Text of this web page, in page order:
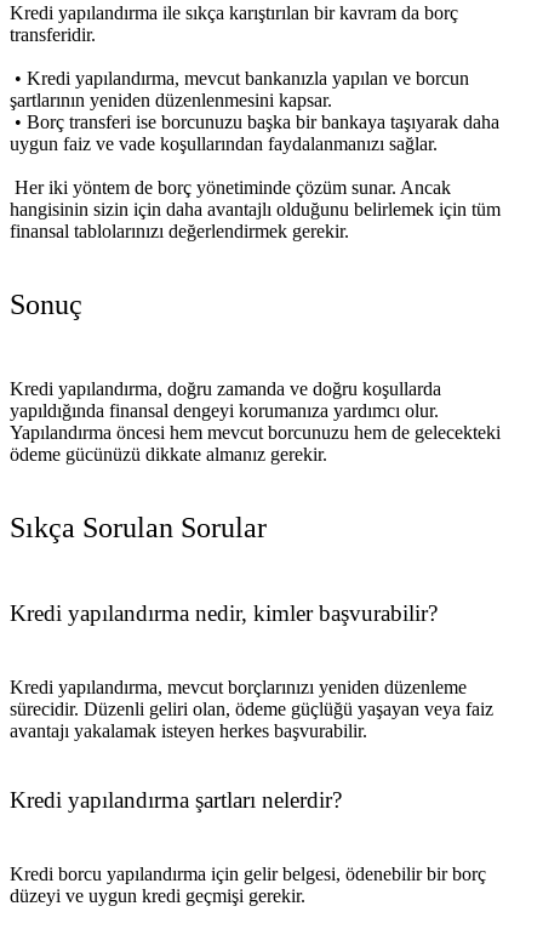
Kredi yapılandırma ile sıkça karıştırılan bir kavram da borç
transferidir.
• Kredi yapılandırma, mevcut bankanızla yapılan ve borcun
şartlarının yeniden düzenlenmesini kapsar.
• Borç transferi ise borcunuzu başka bir bankaya taşıyarak daha
uygun faiz ve vade koşullarından faydalanmanızı sağlar.
Her iki yöntem de borç yönetiminde çözüm sunar. Ancak
hangisinin sizin için daha avantajlı olduğunu belirlemek için tüm
finansal tablolarınızı değerlendirmek gerekir.
Sonuç
Kredi yapılandırma, doğru zamanda ve doğru koşullarda
yapıldığında finansal dengeyi korumanıza yardımcı olur.
Yapılandırma öncesi hem mevcut borcunuzu hem de gelecekteki
ödeme gücünüzü dikkate almanız gerekir.
Sıkça Sorulan Sorular
Kredi yapılandırma nedir, kimler başvurabilir?
Kredi yapılandırma, mevcut borçlarınızı yeniden düzenleme
sürecidir. Düzenli geliri olan, ödeme güçlüğü yaşayan veya faiz
avantajı yakalamak isteyen herkes başvurabilir.
Kredi yapılandırma şartları nelerdir?
Kredi borcu yapılandırma için gelir belgesi, ödenebilir bir borç
düzeyi ve uygun kredi geçmişi gerekir.